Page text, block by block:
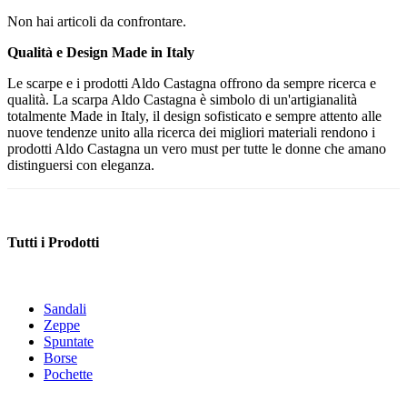
Non hai articoli da confrontare.
Qualità e Design Made in Italy
Le scarpe e i prodotti Aldo Castagna offrono da sempre ricerca e
qualità. La scarpa Aldo Castagna è simbolo di un'artigianalità
totalmente Made in Italy, il design sofisticato e sempre attento alle
nuove tendenze unito alla ricerca dei migliori materiali rendono i
prodotti Aldo Castagna un vero must per tutte le donne che amano
distinguersi con eleganza.
Tutti i Prodotti
Sandali
Zeppe
Spuntate
Borse
Pochette